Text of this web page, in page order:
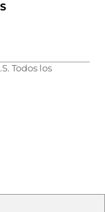
Todos los